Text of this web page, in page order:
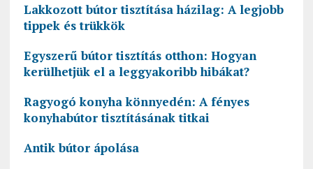
Lakkozott bútor tisztítása házilag: A legjobb
tippek és trükkök
Egyszerű bútor tisztítás otthon: Hogyan
kerülhetjük el a leggyakoribb hibákat?
Ragyogó konyha könnyedén: A fényes
konyhabútor tisztításának titkai
Antik bútor ápolása